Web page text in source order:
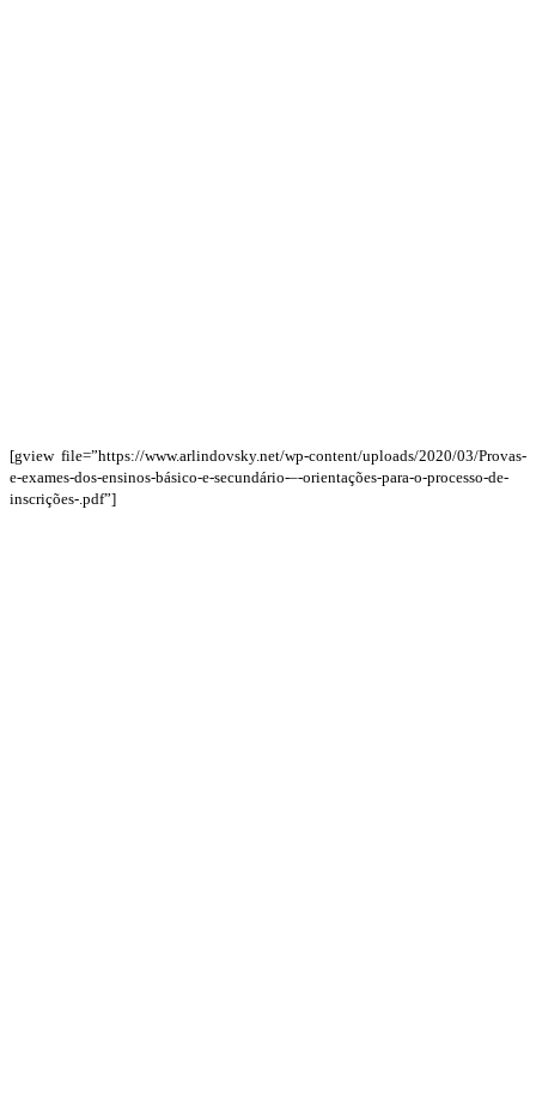
[gview file=”https://www.arlindovsky.net/wp-content/uploads/2020/03/Provas-
e-exames-dos-ensinos-básico-e-secundário-–-orientações-para-o-processo-de-
inscrições-.pdf”]